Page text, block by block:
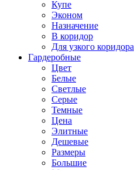
Купе
Эконом
Назначение
В коридор
Для узкого коридора
Гардеробные
Цвет
Белые
Светлые
Серые
Темные
Цена
Элитные
Дешевые
Размеры
Большие